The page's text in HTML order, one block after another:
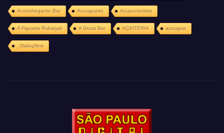
Aconchegante Bar Acougueiro Acupunturista
A Figueira Rubaiyat A Gruta Bar AÇAITERIA açougue
_Dialogflow